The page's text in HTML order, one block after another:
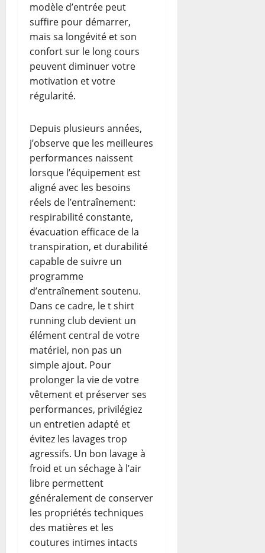
modèle d’entrée peut
suffire pour démarrer,
mais sa longévité et son
confort sur le long cours
peuvent diminuer votre
motivation et votre
régularité.
Depuis plusieurs années,
j’observe que les meilleures
performances naissent
lorsque l’équipement est
aligné avec les besoins
réels de l’entraînement:
respirabilité constante,
évacuation efficace de la
transpiration, et durabilité
capable de suivre un
programme
d’entraînement soutenu.
Dans ce cadre, le t shirt
running club devient un
élément central de votre
matériel, non pas un
simple ajout. Pour
prolonger la vie de votre
vêtement et préserver ses
performances, privilégiez
un entretien adapté et
évitez les lavages trop
agressifs. Un bon lavage à
froid et un séchage à l’air
libre permettent
généralement de conserver
les propriétés techniques
des matières et les
coutures intimes intacts